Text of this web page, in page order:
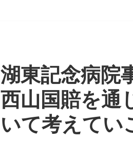
湖東記念病院
西山国賠を通
いて考えてい